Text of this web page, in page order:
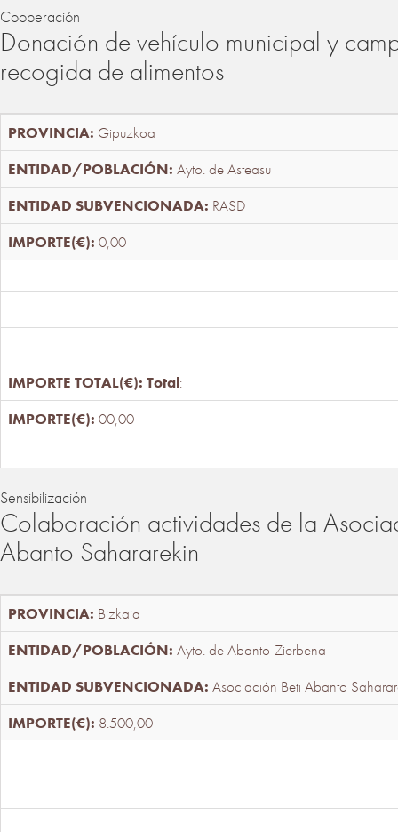
Cooperación
Donación de vehículo municipal y
recogida de alimentos
Gipuzkoa
Ayto. de Asteasu
RASD
0,00
Total:
00,00
Sensibilización
Colaboración actividades de la
Abanto Sahararekin
Bizkaia
Ayto. de Abanto-Zierbena
Asociación Beti Abanto
8.500,00